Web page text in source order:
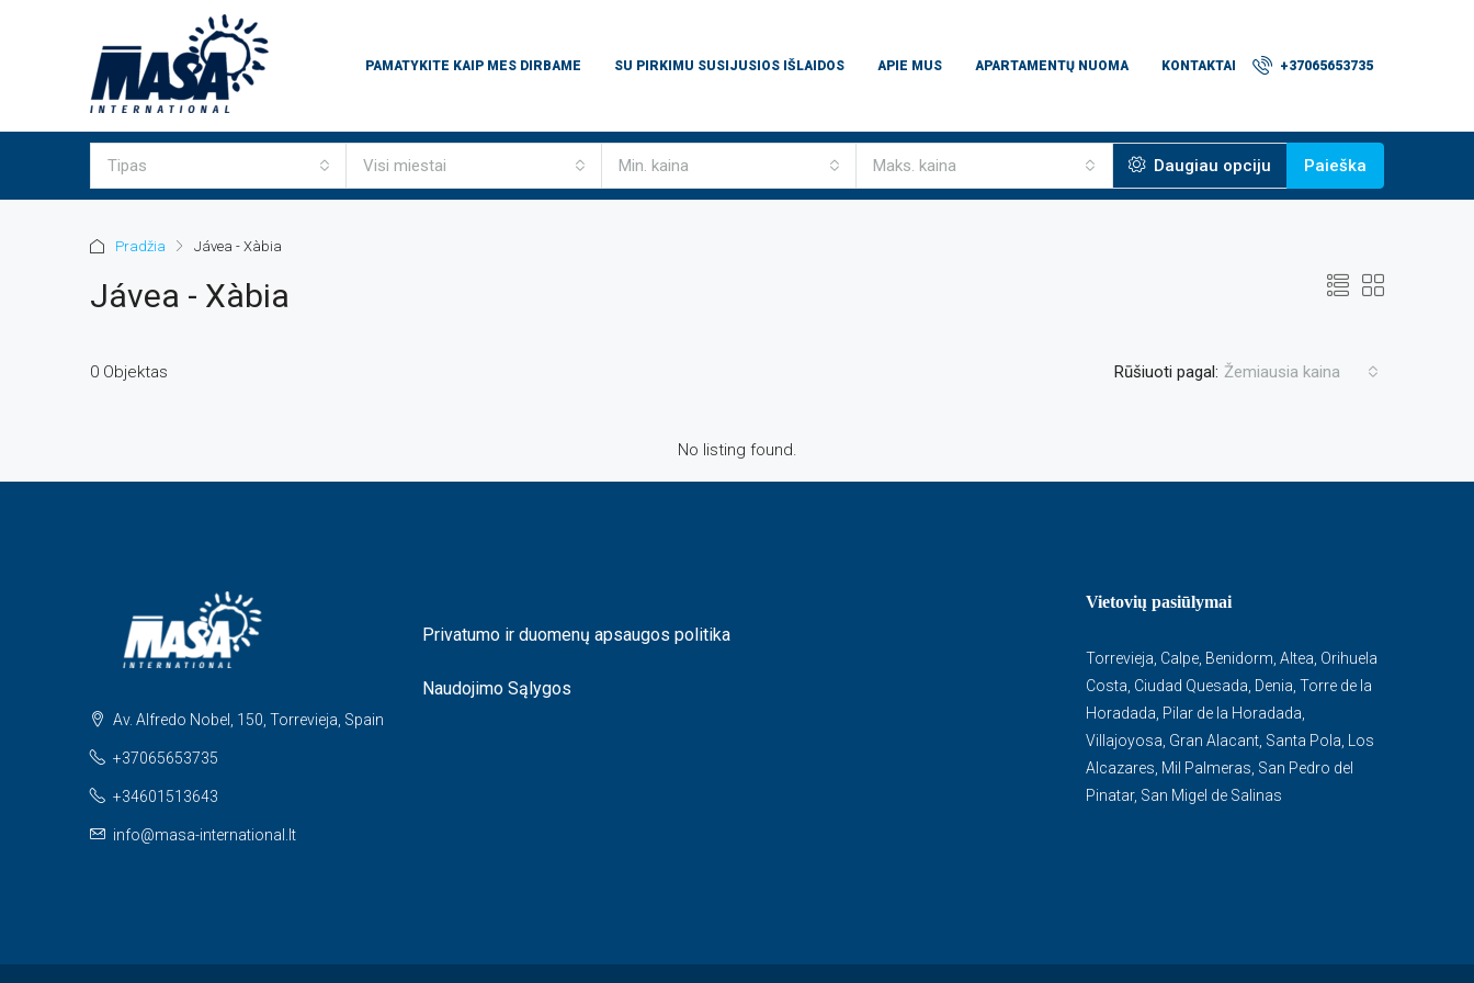
PAMATYKITE KAIP MES DIRBAME SU PIRKIMU SUSIJUSIOS IŠLAIDOS APIE MUS APARTAMENTŲ NUOMA KONTAKTAI +37065653735
Tipas Visi miestai Min. kaina Maks. kaina Daugiau opciju Paieška
Pradžia Jávea - Xàbia
Jávea - Xàbia
0 Objektas Rūšiuoti pagal: Žemiausia kaina
No listing found.
Av. Alfredo Nobel, 150, Torrevieja, Spain
+37065653735
+34601513643
info@masa-international.lt
Privatumo ir duomenų apsaugos politika
Naudojimo Sąlygos
Vietovių pasiūlymai
Torrevieja Calpe, Benidorm Altea Orihuela
Costa Ciudad Quesada Denia Torre de la
Horadada Pilar de la Horadada
Villajoyosa Gran Alacant, Santa Pola
Los
Alcazares Mil Palmeras San Pedro del
Pinatar, San Migel de Salinas